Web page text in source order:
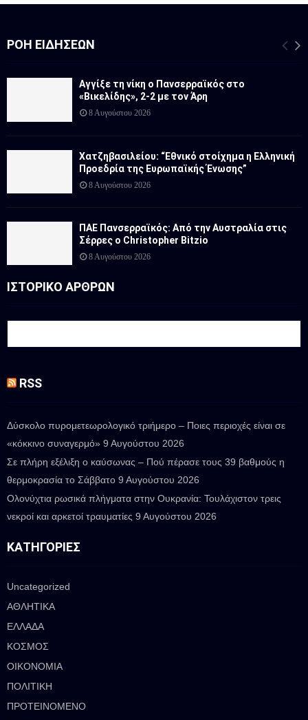
ΡΟΉ ΕΙΔΉΣΕΩΝ
Αγγίξε τη νίκη ο Πανσερραϊκός στο
«Βικελίδης», 2-2 με τον Άρη
8 Αυγούστου 2026
Χατζηβασιλείου: “Εθνικό στοίχημα η Ελληνική
Προεδρία της Ευρωπαϊκής Ένωσης”
8 Αυγούστου 2026
ΠΑΕ Πανσερραϊκός: Από την Αυστραλία στις
Σέρρες ο Christopher Bitzio
8 Αυγούστου 2026
ΙΣΤΟΡΙΚΟ ΑΡΘΡΩΝ
RSS
Δύσκολο πυρομετεωρολογικό τριήμερο – Ποιες περιοχές είναι σε
«κόκκινο συναγερμό» 9 Αυγούστου 2026
Σε πλήρη εξέλιξη ο καύσωνας – Πού πέρασε τους 39 βαθμούς η
θερμοκρασία το Σάββατο 9 Αυγούστου 2026
Ολονύχτια ρωσικά πλήγματα στην Ουκρανία: Τουλάχιστον τρεις
νεκροί και αρκετοί τραυματίες 9 Αυγούστου 2026
ΚΑΤΗΓΟΡΊΕΣ
Uncategorized
ΑΘΛΗΤΙΚΑ
ΕΛΛΑΔΑ
ΚΟΣΜΟΣ
ΟΙΚΟΝΟΜΙΑ
ΠΟΛΙΤΙΚΗ
ΠΡΟΤΕΙΝΟΜΕΝΟ